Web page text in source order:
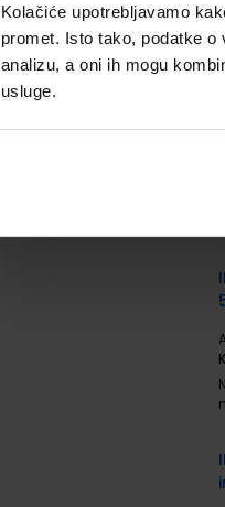
Kolačiće upotrebljavamo
promet. Isto tako, podatke
analizu, a oni ih mogu
usluge.